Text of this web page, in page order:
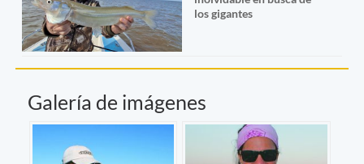
los gigantes
Galería de imágenes